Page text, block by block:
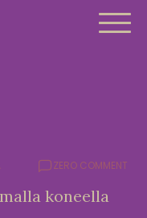
ZERO COMMENT
koneella